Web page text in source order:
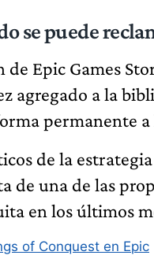
se puede
de Epic Games
agregado a la
permanente
de la
de una de las
en los últimos
of Conquest en Epic